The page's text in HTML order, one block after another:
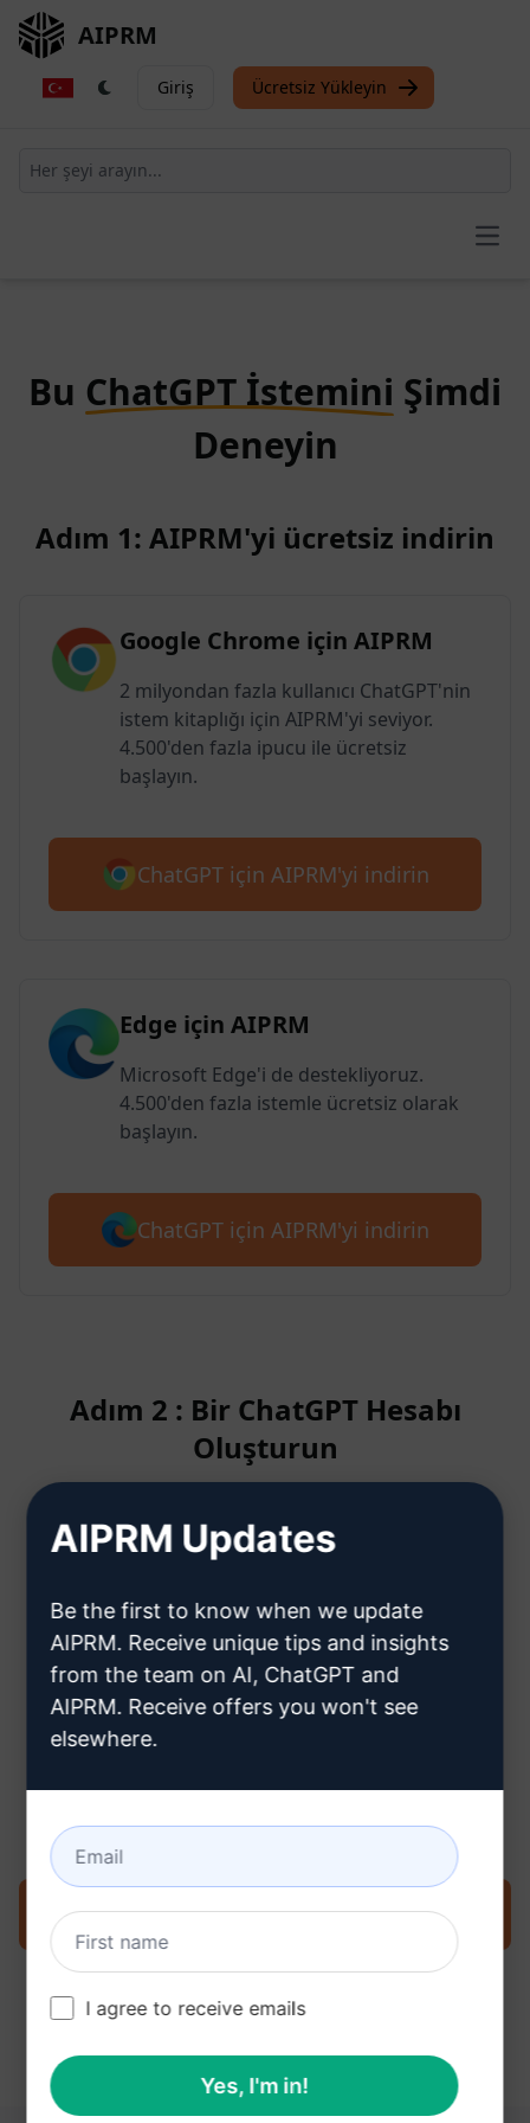
AIPRM
Giriş Ücretsiz Yükleyin
Bu ChatGPT İstemini Şimdi
Deneyin
Adım 1: AIPRM'yi ücretsiz indirin
Google Chrome için AIPRM
2 milyondan fazla kullanıcı ChatGPT'nin
istem kitaplığı için AIPRM'yi seviyor.
4.500'den fazla ipucu ile ücretsiz
başlayın.
ChatGPT için AIPRM'yi indirin
Edge için AIPRM
Microsoft Edge'i de destekliyoruz.
4.500'den fazla istemle ücretsiz olarak
başlayın.
ChatGPT için AIPRM'yi indirin
Adım 2 : Bir ChatGPT Hesabı
Oluşturun
ChatGPT hesabının nasıl
buraya tıklayın
İstemi şimdi ChatGPT'de deneyin
AIPRM Updates
Be the first to know when we update
AIPRM. Receive unique tips and insights
from the team on AI, ChatGPT and
AIPRM. Receive offers you won't see
elsewhere.
I agree to receive emails
Yes, I'm in!